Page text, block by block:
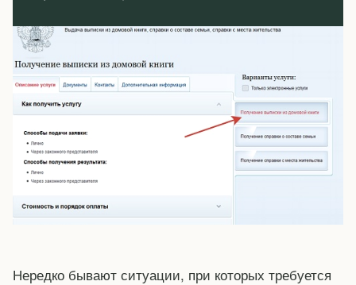
Нередко бывают ситуации, при которых требуется